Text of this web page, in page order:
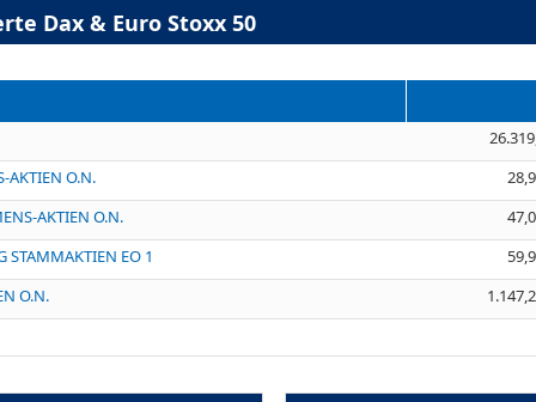
Dax & Euro Stoxx 50
AKTIEN O.N.
AKTIEN O.N.
STAMMAKTIEN EO 1
O.N.